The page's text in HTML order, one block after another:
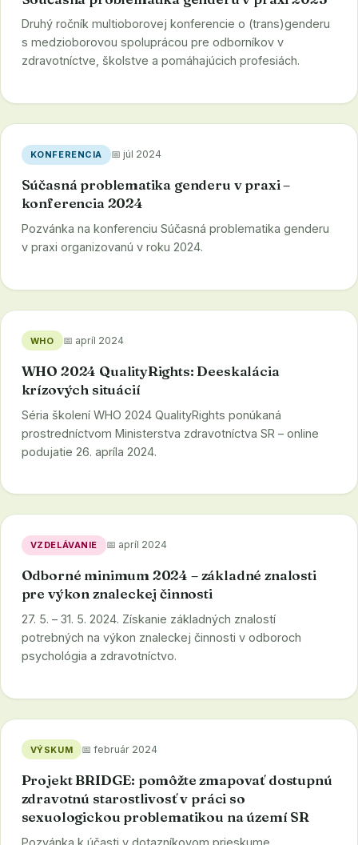
Druhý ročník multioborovej konferencie o (trans)genderu
s medzioborovou spoluprácou pre odborníkov v
zdravotníctve, školstve a pomáhajúcich profesiách.
KONFERENCIA 📅 júl 2024
Súčasná problematika genderu v praxi –
konferencia 2024
Pozvánka na konferenciu Súčasná problematika genderu
v praxi organizovanú v roku 2024.
WHO 📅 apríl 2024
WHO 2024 QualityRights: Deeskalácia
krízových situácií
Séria školení WHO 2024 QualityRights ponúkaná
prostredníctvom Ministerstva zdravotníctva SR – online
podujatie 26. apríla 2024.
VZDELÁVANIE 📅 apríl 2024
Odborné minimum 2024 – základné znalosti
pre výkon znaleckej činnosti
27. 5. – 31. 5. 2024. Získanie základných znalostí
potrebných na výkon znaleckej činnosti v odboroch
psychológia a zdravotníctvo.
VÝSKUM 📅 február 2024
Projekt BRIDGE: pomôžte zmapovať dostupnú
zdravotnú starostlivosť v práci so
sexuologickou problematikou na území SR
Pozvánka k účasti v dotazníkovom prieskume